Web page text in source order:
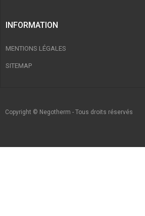
INFORMATION
MENTIONS LÉGALES
SITEMAP
Copyright © Negotherm - Tous droits réservés